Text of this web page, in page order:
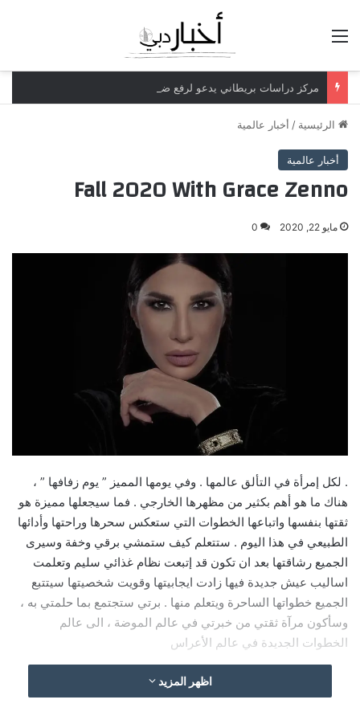
مركز دراسات بريطاني يدعو لرفع ضريبة الدخل إلى 52%
الرئيسية / أخبار عالمية
أخبار عالمية
Fall 2020 With Grace Zenno
مايو 22, 2020 0
. لكل إمرأة في التألق عالمها . وفي يومها المميز ” يوم زفافها ” ،
هناك ما هو أهم بكثير من مظهرها الخارجي . فما سيجعلها مميزة هو
ثقتها بنفسها واتباعها الخطوات التي ستعکس سحرها وراحتها وأدائها
الطبيعي في هذا اليوم . ستتعلم كيف ستمشي برقي وخفة وسيرى
الجميع رشاقتها بعد ان تكون قد إتبعت نظام غذائي سليم وتعلمت
اساليب عيش جديدة فيها زادت ايجابيتها وقويت شخصيتها سيتتبع
الجميع خطواتها الساحرة ويتعلم منها . برتي ستجتمع بما حلمتي به ،
وسأكون مرآة ثقتي من خبرتي في عالم الموضة ، الى عالم
الخطوات الجديدة في عالم الأعراس
اظهر المزيد